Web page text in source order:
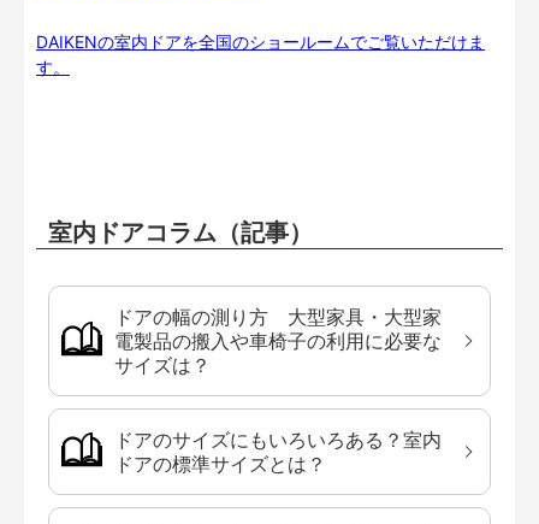
DAIKENの室内ドアを全国のショールームでご覧いただけま
す。
室内ドアコラム（記事）
ドアの幅の測り方 大型家具・大型家
電製品の搬入や車椅子の利用に必要な
サイズは？
ドアのサイズにもいろいろある？室内
ドアの標準サイズとは？